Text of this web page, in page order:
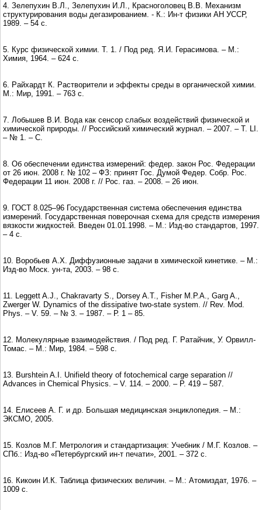
4. Зелепухин В.Л., Зелепухин И.Л., Красноголовец В.В. Механизм
структурирования воды дегазированием. - К.: Ин-т физики АН УССР,
1989. – 54 с.
5. Курс физической химии. Т. 1. / Под ред. Я.И. Герасимова. – М.:
Химия, 1964. – 624 с.
6. Райхардт К. Растворители и эффекты среды в органической химии.
М.: Мир, 1991. – 763 с.
7. Лобышев В.И. Вода как сенсор слабых воздействий физической и
химической природы. // Российский химический журнал. – 2007. – Т. LI.
– № 1. – С.
8. Об обеспечении единства измерений: федер. закон Рос. Федерации
от 26 июн. 2008 г. № 102 – ФЗ: принят Гос. Думой Федер. Собр. Рос.
Федерации 11 июн. 2008 г. // Рос. газ. – 2008. – 26 июн.
9. ГОСТ 8.025–96 Государственная система обеспечения единства
измерений. Государственная поверочная схема для средств измерения
вязкости жидкостей. Введен 01.01.1998. – М.: Изд-во стандартов, 1997.
– 4 с.
10. Воробьев А.Х. Диффузионные задачи в химической кинетике. – М.:
Изд-во Моск. ун-та, 2003. – 98 с.
11. Leggett A.J., Chakravarty S., Dorsey A.T., Fisher M.P.A., Garg A.,
Zwerger W. Dynamics of the dissipative two-state system. // Rev. Mod.
Phys. – V. 59. – № 3. – 1987. – Р. 1 – 85.
12. Молекулярные взаимодействия. / Под ред. Г. Ратайчик, У. Орвилл-
Томас. – М.: Мир, 1984. – 598 с.
13. Burshtein A.I. Unifield theory of fotochemical carge separation //
Advances in Chemical Physics. – V. 114. – 2000. – P. 419 – 587.
14. Елисеев А. Г. и др. Большая медицинская энциклопедия. ­– М.:
ЭКСМО, 2005.
15. Козлов М.Г. Метрология и стандартизация: Учебник / М.Г. Козлов. –
СПб.: Изд-во «Петербургский ин-т печати», 2001. – 372 с.
16. Кикоин И.К. Таблица физических величин. – М.: Атомиздат, 1976. –
1009 с.